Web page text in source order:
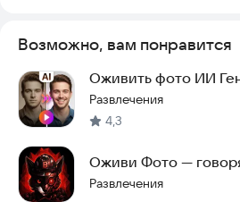
Возможно, вам понравится
Оживить фото ИИ
нейросеть
Развлечения
4,3
Оживи Фото —
Развлечения